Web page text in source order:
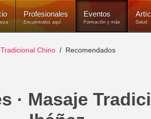
Profesionales
Encuéntralos aquí
Eventos
Formación y más Salud
Chino Recomendados
· Masaje